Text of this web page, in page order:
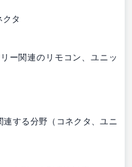
クタ
ー関連のリモコン、ユニッ
する分野（コネクタ、ユニ